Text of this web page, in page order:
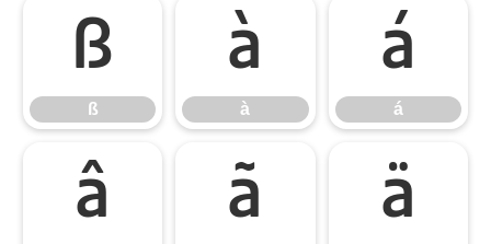
ß
ß
à
à
á
á
â ã ä